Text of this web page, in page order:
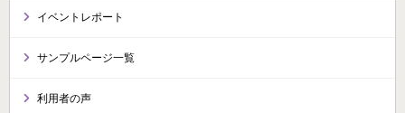
イベントレポート
サンプルページ一覧
利用者の声